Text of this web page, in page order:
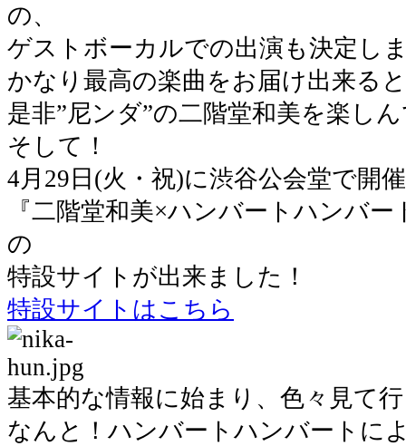
の、
ゲストボーカルでの出演も決定し
かなり最高の楽曲をお届け出来る
是非”尼ンダ”の二階堂和美を楽し
そして！
4月29日(火・祝)に渋谷公会堂で開
『二階堂和美×ハンバートハンバ
の
特設サイトが出来ました！
特設サイトはこちら
基本的な情報に始まり、色々見て
なんと！ハンバートハンバートに